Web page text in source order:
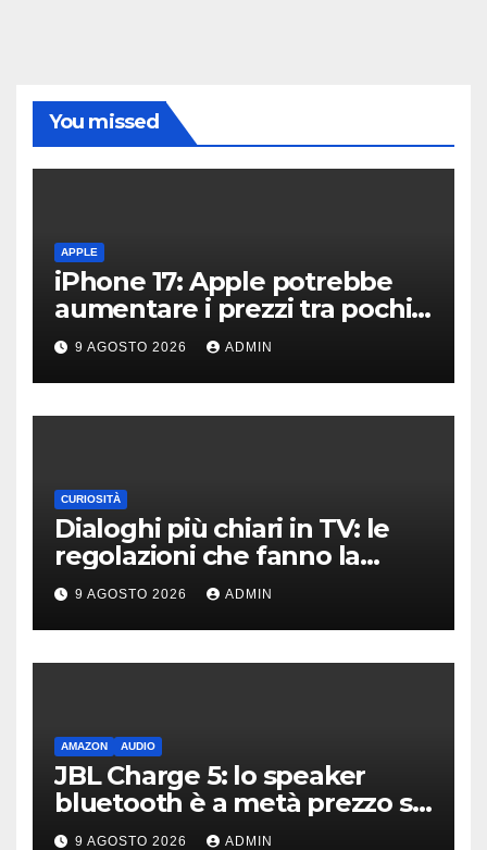
You missed
APPLE
iPhone 17: Apple potrebbe
aumentare i prezzi tra pochi
giorni
9 AGOSTO 2026 ADMIN
CURIOSITÀ
Dialoghi più chiari in TV: le
regolazioni che fanno la
differenza
9 AGOSTO 2026 ADMIN
AMAZON AUDIO
JBL Charge 5: lo speaker
bluetooth è a metà prezzo su
Amazon
9 AGOSTO 2026 ADMIN